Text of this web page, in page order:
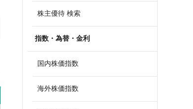
株主優待 検索
指数・為替・金利
国内株価指数
海外株価指数